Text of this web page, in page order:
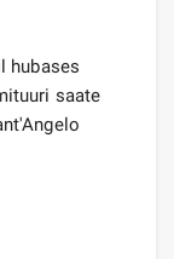
hubases
saate